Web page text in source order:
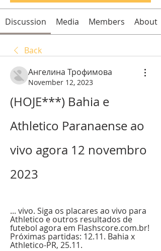
Discussion Media Members About
Back
Ангелина Трофимова
November 12, 2023
(HOJE***) Bahia e
Athletico Paranaense ao
vivo agora 12 novembro
2023
... vivo. Siga os placares ao vivo para
Athletico e outros resultados de
futebol agora em Flashscore.com.br!
Próximas partidas: 12.11. Bahia x
Athletico-PR, 25.11.